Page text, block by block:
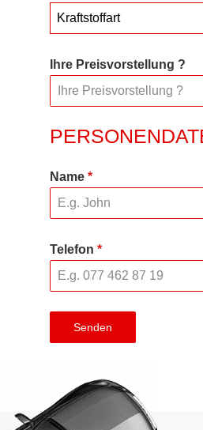
Kraftstoffart
Ihre Preisvorstellung ?
Name *
Telefon *
Senden